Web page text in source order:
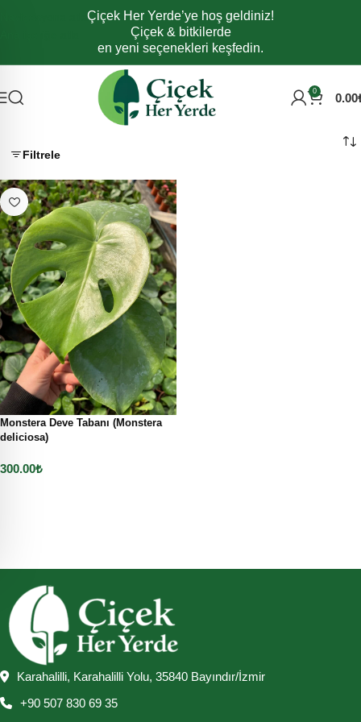
Navigasyona atlaÇiçek Her Yerde’ye hoş geldiniz!
Çiçek & bitkilerde
en yeni seçenekleri keşfedin.
0 0.00
Filtrele
Monstera Deve Tabanı (Monstera
deliciosa)
300.00₺
Karahalilli, Karahalilli Yolu, 35840 Bayındır/İzmir
+90 507 830 69 35